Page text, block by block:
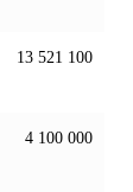
13 521 100
4 100 000